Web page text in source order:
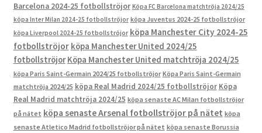
Barcelona 2024-25 fotbollströjor Köpa FC Barcelona matchtröja 2024/25
köpa Inter Milan 2024-25 fotbollströjor köpa Juventus 2024-25 fotbollströjor
köpa Liverpool 2024-25 fotbollströjor köpa Manchester City 2024-25
fotbollströjor köpa Manchester United 2024/25
fotbollströjor Köpa Manchester United matchtröja 2024/25
köpa Paris Saint-Germain 2024/25 fotbollströjor Köpa Paris Saint-Germain
matchtröja 2024/25 köpa Real Madrid 2024/25 fotbollströjor Köpa
Real Madrid matchtröja 2024/25 köpa senaste AC Milan fotbollströjor
på nätet köpa senaste Arsenal fotbollströjor på nätet köpa
senaste Atletico Madrid fotbollströjor på nätet köpa senaste Borussia